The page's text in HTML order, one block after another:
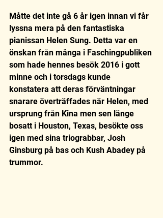
Måtte det inte gå 6 år igen innan vi får
lyssna mera på den fantastiska
pianissan Helen Sung. Detta var en
önskan från många i Faschingpubliken
som hade hennes besök 2016 i gott
minne och i torsdags kunde
konstatera att deras förväntningar
snarare överträffades när Helen, med
ursprung från Kina men sen länge
bosatt i Houston, Texas, besökte oss
igen med sina triograbbar, Josh
Ginsburg på bas och Kush Abadey på
trummor.